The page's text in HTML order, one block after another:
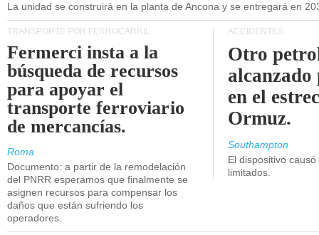
La unidad se construirá en la planta de Ancona y se entregará en
TRANSPORTE POR FERROCARRIL
Fermerci insta a la
búsqueda de recursos
para apoyar el
transporte ferroviario
de mercancías.
Roma
Documento: a partir de la remodelación
del PNRR esperamos que finalmente se
asignen recursos para compensar los
daños que están sufriendo los
operadores.
ACCIDENTES
Otro
en el
Ormuz.
Southampton
El dispositivo
limitados.